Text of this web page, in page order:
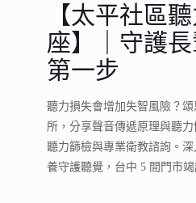
【太平社區
座】｜守護
第一步
聽力損失會增加失智風險？
所，分享聲音傳遞原理與聽
聽力篩檢與專業衛教諮詢。
養守護聽覺，台中 5 間門市竭